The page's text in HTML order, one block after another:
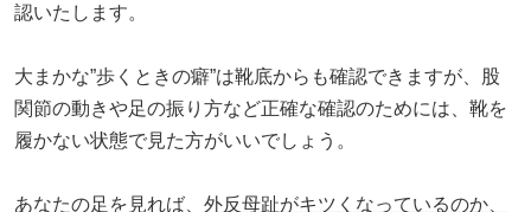
認いたします。
大まかな”歩くときの癖”は靴底からも確認できますが、股
関節の動きや足の振り方など正確な確認のためには、靴を
履かない状態で見た方がいいでしょう。
あなたの足を見れば、 外反母趾がキツくなっているのか、